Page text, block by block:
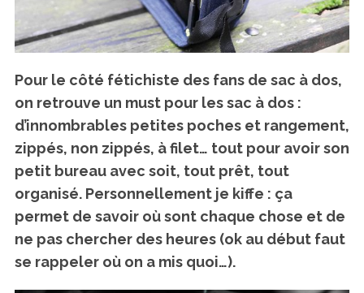
Pour le côté fétichiste des fans de sac à dos,
on retrouve un must pour les sac à dos :
d’innombrables petites poches et rangement,
zippés, non zippés, à filet… tout pour avoir son
petit bureau avec soit, tout prêt, tout
organisé. Personnellement je kiffe : ça
permet de savoir où sont chaque chose et de
ne pas chercher des heures (ok au début faut
se rappeler où on a mis quoi…).
r